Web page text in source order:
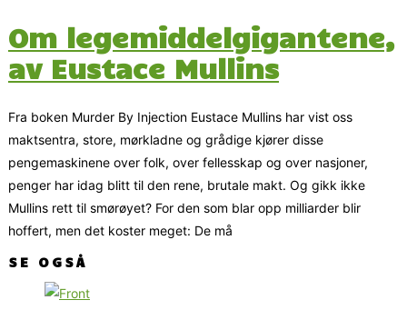
Om legemiddelgigantene,
av Eustace Mullins
Fra boken Murder By Injection Eustace Mullins har vist oss
maktsentra, store, mørkladne og grådige kjører disse
pengemaskinene over folk, over fellesskap og over nasjoner,
penger har idag blitt til den rene, brutale makt. Og gikk ikke
Mullins rett til smørøyet? For den som blar opp milliarder blir
hoffert, men det koster meget: De må
SE OGSÅ